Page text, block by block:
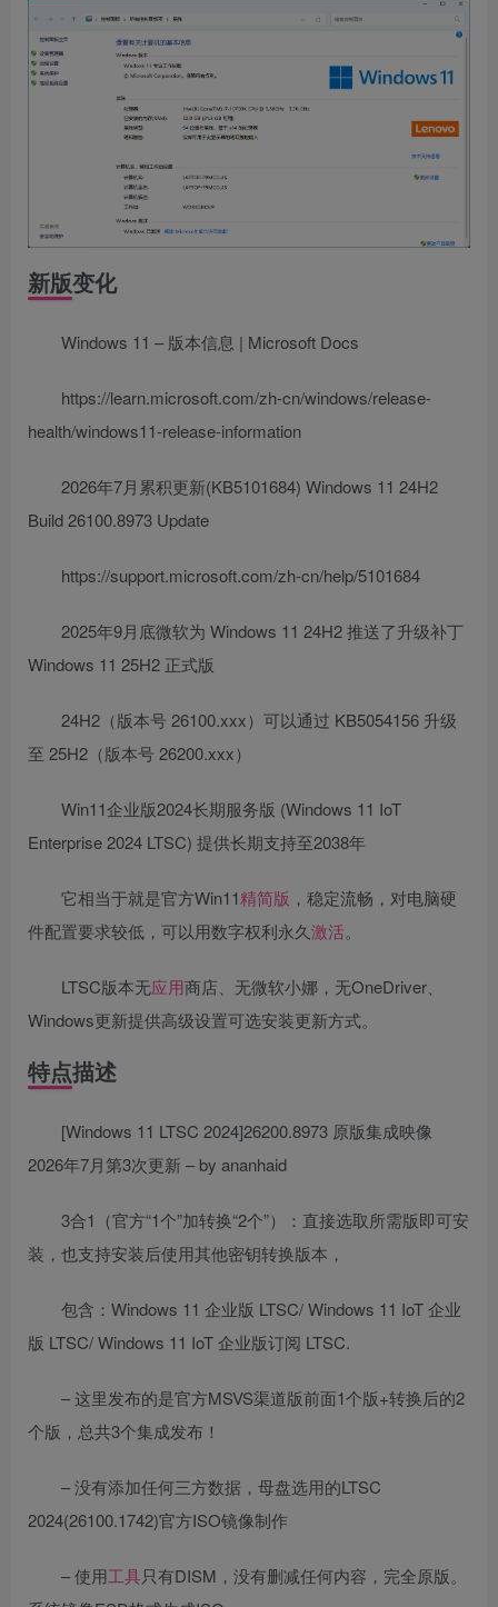
新版变化
Windows 11 – 版本信息 | Microsoft Docs
https://learn.microsoft.com/zh-cn/windows/release-
health/windows11-release-information
2026年7月累积更新(KB5101684) Windows 11 24H2
Build 26100.8973 Update
https://support.microsoft.com/zh-cn/help/5101684
2025年9月底微软为 Windows 11 24H2 推送了升级补丁
Windows 11 25H2 正式版
24H2（版本号 26100.xxx）可以通过 KB5054156 升级
至 25H2（版本号 26200.xxx）
Win11企业版2024长期服务版 (Windows 11 IoT
Enterprise 2024 LTSC) 提供长期支持至2038年
它相当于就是官方Win11精简版 ，稳定流畅，对电脑硬
件配置要求较低，可以用数字权利永久激活。
LTSC版本无应用商店、无微软小娜，无OneDriver、
Windows更新提供高级设置可选安装更新方式。
特点描述
[Windows 11 LTSC 2024]26200.8973 原版集成映像
2026年7月第3次更新 – by ananhaid
3合1（官方“1个”加转换“2个”）：直接选取所需版即可安
装，也支持安装后使用其他密钥转换版本，
包含：Windows 11 企业版 LTSC/ Windows 11 IoT 企业
版 LTSC/ Windows 11 IoT 企业版订阅 LTSC.
– 这里发布的是官方MSVS渠道版前面1个版+转换后的2
个版，总共3个集成发布！
– 没有添加任何三方数据，母盘选用的LTSC
2024(26100.1742)官方ISO镜像制作
– 使用工具只有DISM，没有删减任何内容，完全原版。